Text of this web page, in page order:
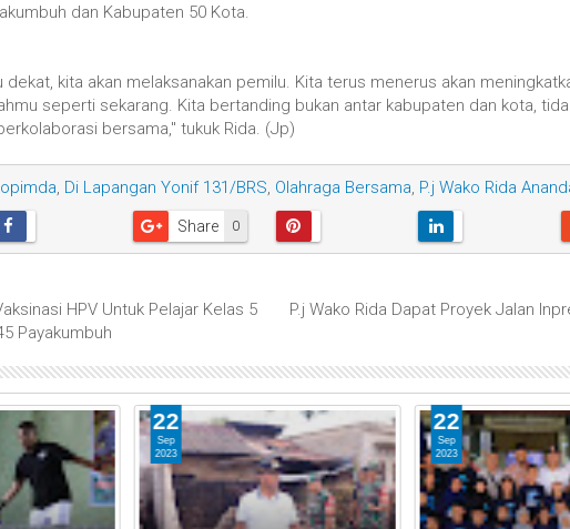
dan Kabupaten 50 Kota.
dekat, kita akan melaksanakan pemilu. Kita terus menerus akan
seperti sekarang. Kita bertanding bukan antar kabupaten dan kota,
bersama," tukuk Rida. (Jp)
Di Lapangan Yonif 131/BRS Olahraga Bersama P.j Wako Rida
0
Share
HPV Untuk Pelajar Kelas 5
Payakumbuh
P.j Wako Rida Dapat Proyek Jalan
22
Sep
2023
22
Sep
2023